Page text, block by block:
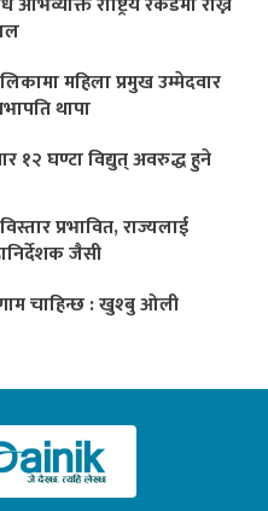
महिला प्रमुख उम्मेदवार
थापा
१२ घण्टा विद्युत् अवरुद्ध हुने
प्रभावित, राज्यलाई
जैसी
चाहिन्छ : खुश्बु ओली